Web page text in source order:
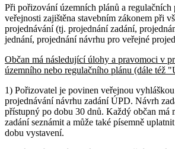
Při pořizování územních plánů a regulačních
veřejnosti zajištěna stavebním zákonem při
projednávání (tj. projednání zadání,
jednání, projednání návrhu pro veřejné
Občan má následující úlohy a pravomoci v
územního nebo regulačního plánu (dále též
1) Pořizovatel je povinen veřejnou
projednávání návrhu zadání ÚPD. Návrh
přístupný po dobu 30 dnů. Každý občan má
zadání seznámit a může také písemně
dobu vystavení.